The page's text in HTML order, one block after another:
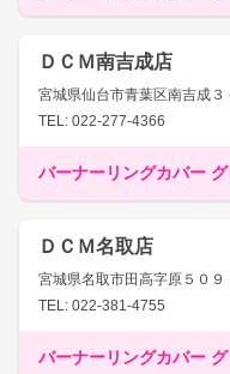
ＤＣＭ南吉成店
宮城県仙台市青葉区南吉成３
TEL: 022-277-4366
バーナーリングカバー
ＤＣＭ名取店
宮城県名取市田高字原５０９
TEL: 022-381-4755
バーナーリングカバー